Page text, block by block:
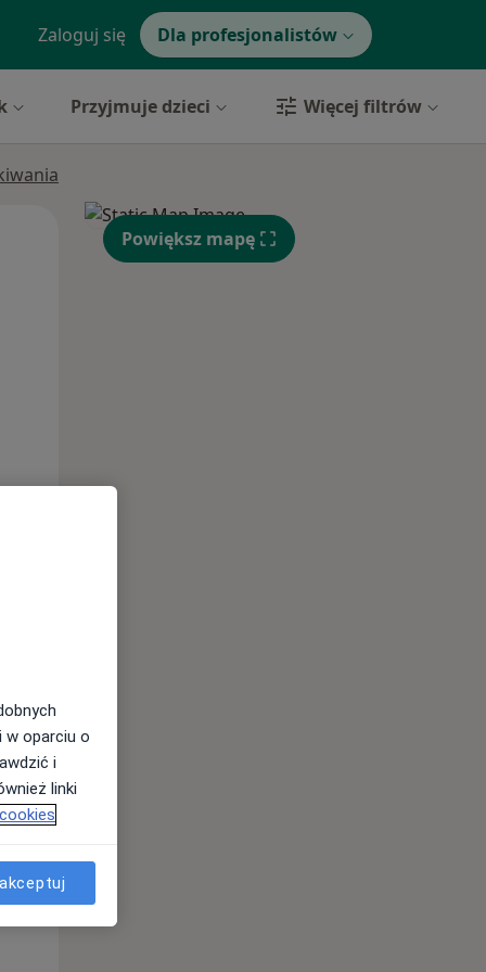
Zaloguj się Dla profesjonalistów
Przyjmuje dzieci Więcej filtrów
Śr, Czw,
Wt,
11 Sie
Powiększ mapę
w oparciu o
i
linki